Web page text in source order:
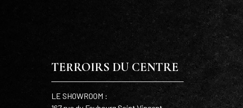
TERROIRS DU CENTRE
LE SHOWROOM :